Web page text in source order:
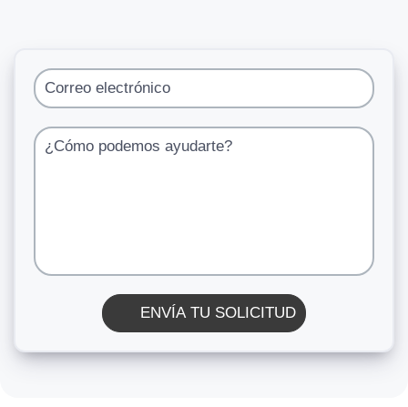
Correo electrónico
¿Cómo podemos ayudarte?
ENVÍA TU SOLICITUD